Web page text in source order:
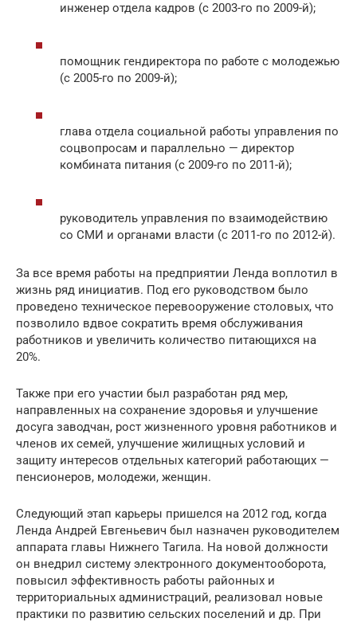
инженер отдела кадров (с 2003-го по 2009-й);
помощник гендиректора по работе с молодежью
(с 2005-го по 2009-й);
глава отдела социальной работы управления по
соцвопросам и параллельно — директор
комбината питания (с 2009-го по 2011-й);
руководитель управления по взаимодействию
со СМИ и органами власти (с 2011-го по 2012-й).
За все время работы на предприятии Ленда воплотил в
жизнь ряд инициатив. Под его руководством было
проведено техническое перевооружение столовых, что
позволило вдвое сократить время обслуживания
работников и увеличить количество питающихся на
20%.
Также при его участии был разработан ряд мер,
направленных на сохранение здоровья и улучшение
досуга заводчан, рост жизненного уровня работников и
членов их семей, улучшение жилищных условий и
защиту интересов отдельных категорий работающих —
пенсионеров, молодежи, женщин.
Следующий этап карьеры пришелся на 2012 год, когда
Ленда Андрей Евгеньевич был назначен руководителем
аппарата главы Нижнего Тагила. На новой должности
он внедрил систему электронного документооборота,
повысил эффективность работы районных и
территориальных администраций, реализовал новые
практики по развитию сельских поселений и др. При